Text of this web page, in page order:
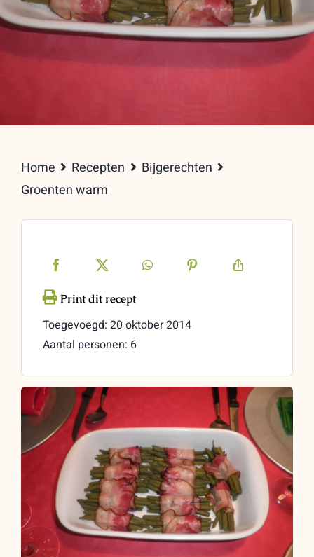
Home Recepten
Bijgerechten
Groenten warm
Toegevoegd: 20 oktober 2014
Aantal personen: 6